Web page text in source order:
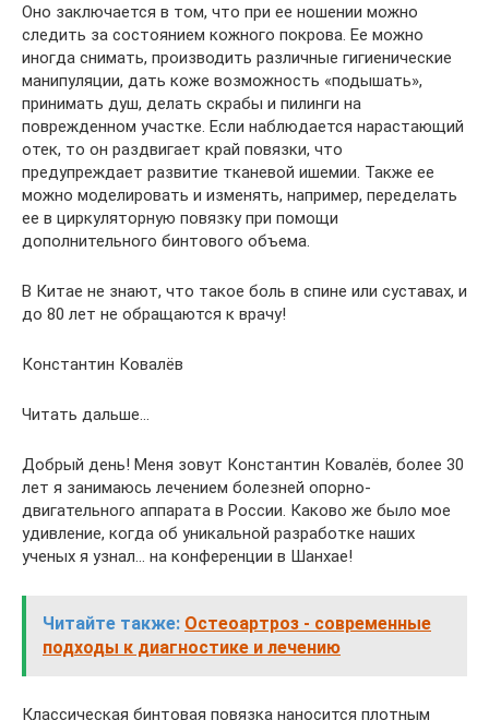
Оно заключается в том, что при ее ношении можно
следить за состоянием кожного покрова. Ее можно
иногда снимать, производить различные гигиенические
манипуляции, дать коже возможность «подышать»,
принимать душ, делать скрабы и пилинги на
поврежденном участке. Если наблюдается нарастающий
отек, то он раздвигает край повязки, что
предупреждает развитие тканевой ишемии. Также ее
можно моделировать и изменять, например, переделать
ее в циркуляторную повязку при помощи
дополнительного бинтового объема.
В Китае не знают, что такое боль в спине или суставах, и
до 80 лет не обращаются к врачу!
Константин Ковалёв
Читать дальше…
Добрый день! Меня зовут Константин Ковалёв, более 30
лет я занимаюсь лечением болезней опорно-
двигательного аппарата в России. Каково же было мое
удивление, когда об уникальной разработке наших
ученых я узнал… на конференции в Шанхае!
Читайте также: Остеоартроз - современные
подходы к диагностике и лечению
Классическая бинтовая повязка наносится плотным